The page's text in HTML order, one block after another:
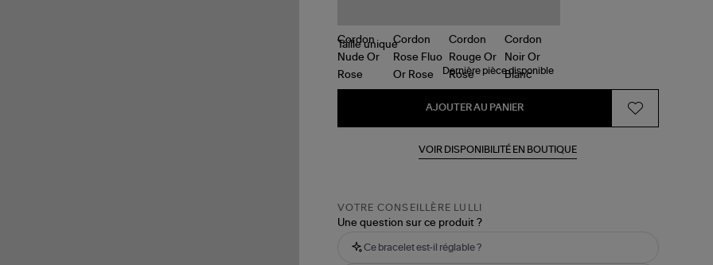
Tailleunique
Dernière pièce disponible
AJOUTER AU PANIER
VOIR DISPONIBILITÉ EN BOUTIQUE
VOTRE CONSEILLÈRE LULLI
Une question sur ce produit ?
Ce bracelet est-il réglable ?